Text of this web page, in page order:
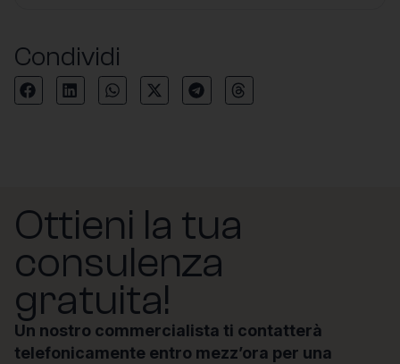
Condividi
Ottieni la tua
consulenza
gratuita!
Un nostro commercialista ti contatterà
telefonicamente entro mezz’ora per una